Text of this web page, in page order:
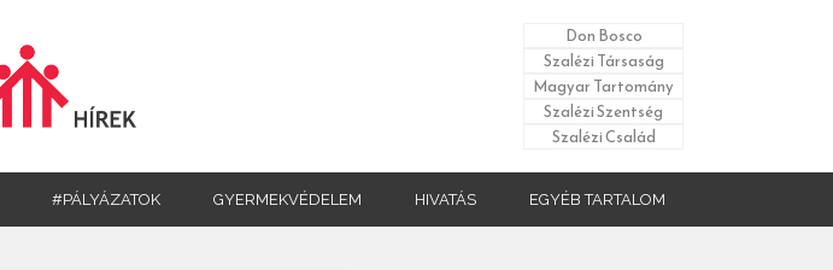
Don Bosco
Szalézi Társaság
Magyar Tartomány
Szalézi Szentség
Szalézi Család
#PÁLYÁZATOK GYERMEKVÉDELEM HIVATÁS EGYÉB TARTALOM